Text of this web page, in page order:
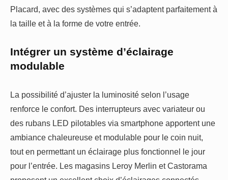
Placard, avec des systèmes qui s’adaptent parfaitement à
la taille et à la forme de votre entrée.
Intégrer un système d’éclairage
modulable
La possibilité d’ajuster la luminosité selon l’usage
renforce le confort. Des interrupteurs avec variateur ou
des rubans LED pilotables via smartphone apportent une
ambiance chaleureuse et modulable pour le coin nuit,
tout en permettant un éclairage plus fonctionnel le jour
pour l’entrée. Les magasins Leroy Merlin et Castorama